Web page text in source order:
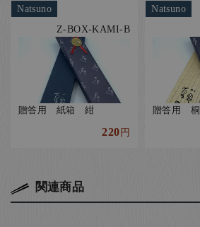
Natsuno
Z-BOX-KAMI-B
贈答用 紙箱 紺
220円
Natsuno
贈答用 桐
関連商品